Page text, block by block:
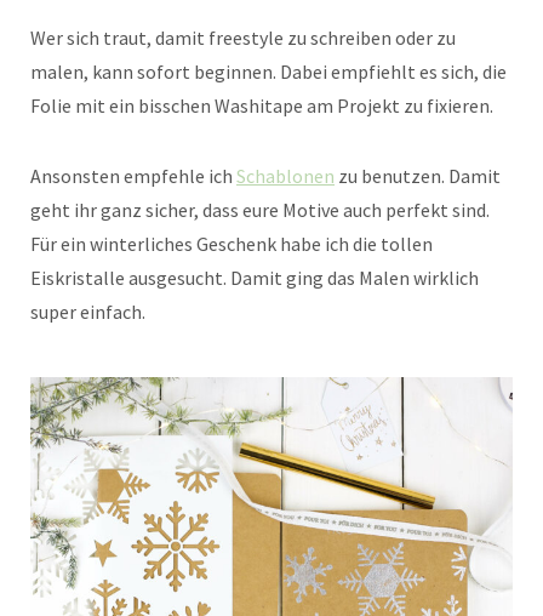
Wer sich traut, damit freestyle zu schreiben oder zu
malen, kann sofort beginnen. Dabei empfiehlt es sich, die
Folie mit ein bisschen Washitape am Projekt zu fixieren.
Ansonsten empfehle ich Schablonen zu benutzen. Damit
geht ihr ganz sicher, dass eure Motive auch perfekt sind.
Für ein winterliches Geschenk habe ich die tollen
Eiskristalle ausgesucht. Damit ging das Malen wirklich
super einfach.